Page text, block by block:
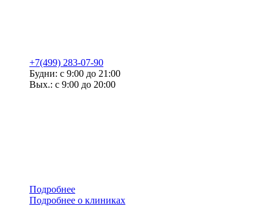
+7(499) 283-07-90
Будни: с 9:00 до 21:00
Вых.: с 9:00 до 20:00
Подробнее
Подробнее о клиниках